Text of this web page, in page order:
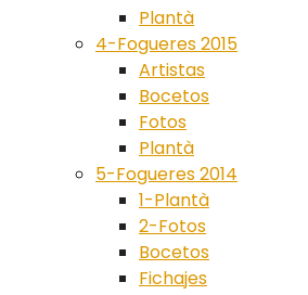
Plantà
4-Fogueres 2015
Artistas
Bocetos
Fotos
Plantà
5-Fogueres 2014
1-Plantà
2-Fotos
Bocetos
Fichajes